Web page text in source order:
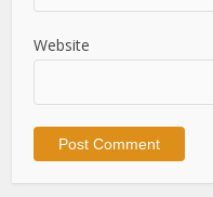
Website